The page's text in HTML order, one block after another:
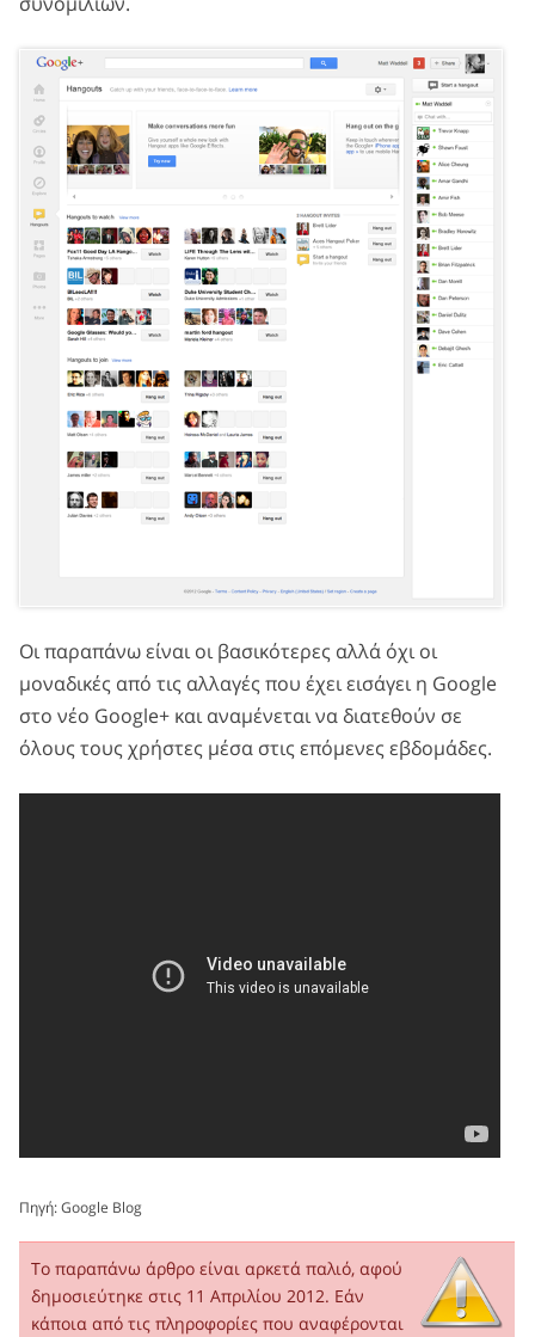
Οι παραπάνω είναι οι βασικότερες αλλά όχι οι
μοναδικές από τις αλλαγές που έχει εισάγει η Google
στο νέο Google+ και αναμένεται να διατεθούν σε
όλους τους χρήστες μέσα στις επόμενες εβδομάδες.
Πηγή:Google Blog
Το παραπάνω άρθρο είναι αρκετά παλιό, αφού
δημοσιεύτηκε στις 11 Απριλίου 2012. Εάν
κάποια από τις πληροφορίες που αναφέρονται